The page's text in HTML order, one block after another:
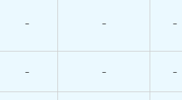
– – –
– – –